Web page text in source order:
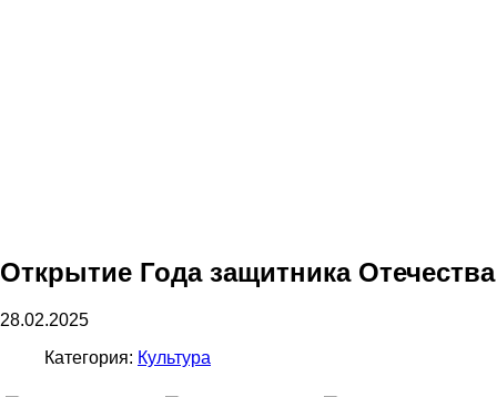
Открытие Года защитника Отечества
28.02.2025
Категория: Культура